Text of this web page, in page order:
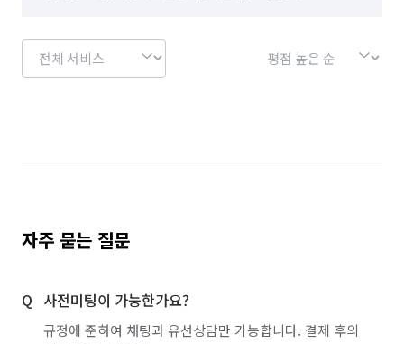
자주 묻는 질문
사전미팅이 가능한가요?
규정에 준하여 채팅과 유선상담만 가능합니다. 결제 후의